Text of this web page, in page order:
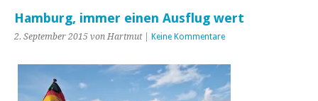
Hamburg, immer einen Ausflug wert
2. September 2015 von Hartmut | Keine Kommentare